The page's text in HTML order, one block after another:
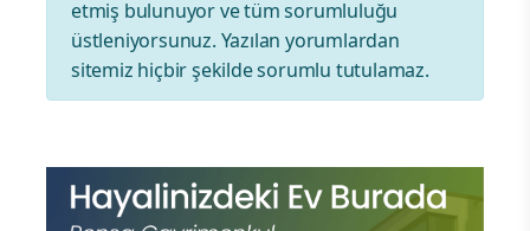
etmiş bulunuyor ve tüm sorumluluğu
üstleniyorsunuz. Yazılan yorumlardan
sitemiz hiçbir şekilde sorumlu tutulamaz.